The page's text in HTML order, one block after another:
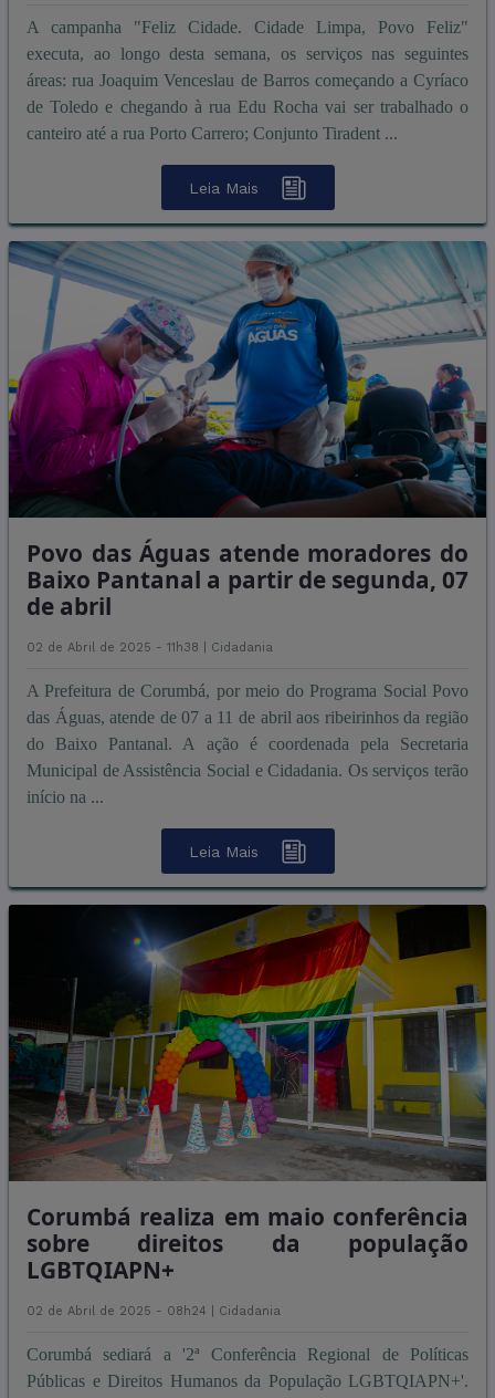
A campanha "Feliz Cidade. Cidade Limpa, Povo Feliz"
executa, ao longo desta semana, os serviços nas seguintes
áreas: rua Joaquim Venceslau de Barros começando a Cyríaco
de Toledo e chegando à rua Edu Rocha vai ser trabalhado o
canteiro até a rua Porto Carrero; Conjunto Tiradent ...
Leia Mais
Povo das Águas atende moradores do
Baixo Pantanal a partir de segunda, 07
de abril
02 de Abril de 2025 - 11h38 | Cidadania
A Prefeitura de Corumbá, por meio do Programa Social Povo
das Águas, atende de 07 a 11 de abril aos ribeirinhos da região
do Baixo Pantanal. A ação é coordenada pela Secretaria
Municipal de Assistência Social e Cidadania. Os serviços terão
início na ...
Leia Mais
Corumbá realiza em maio conferência
sobre direitos da população
LGBTQIAPN+
02 de Abril de 2025 - 08h24 | Cidadania
Corumbá sediará a '2ª Conferência Regional de Políticas
Públicas e Direitos Humanos da População LGBTQIAPN+'.